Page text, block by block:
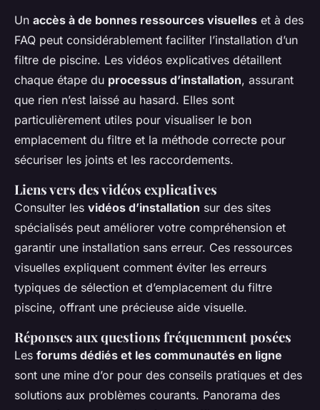
Un accès à de bonnes ressources visuelles et à des
FAQ peut considérablement faciliter l’installation d’un
filtre de piscine. Les vidéos explicatives détaillent
chaque étape du processus d’installation, assurant
que rien n’est laissé au hasard. Elles sont
particulièrement utiles pour visualiser le bon
emplacement du filtre et la méthode correcte pour
sécuriser les joints et les raccordements.
Liens vers des vidéos explicatives
Consulter les vidéos d’installation sur des sites
spécialisés peut améliorer votre compréhension et
garantir une installation sans erreur. Ces ressources
visuelles expliquent comment éviter les erreurs
typiques de sélection et d’emplacement du filtre
piscine, offrant une précieuse aide visuelle.
Réponses aux questions fréquemment posées
Les forums dédiés et les communautés en ligne
sont une mine d’or pour des conseils pratiques et des
solutions aux problèmes courants. Panorama des